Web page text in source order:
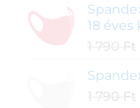
18 éves
1 790 Ft
1 790 Ft